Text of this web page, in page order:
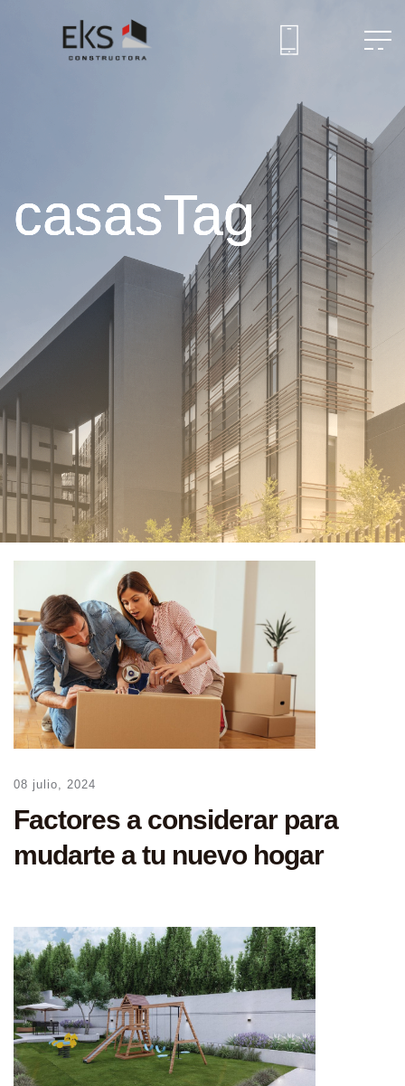
casasTag
08 julio, 2024
Factores a considerar para
mudarte a tu nuevo hogar